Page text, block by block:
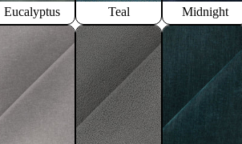
Eucalyptus Teal Midnight